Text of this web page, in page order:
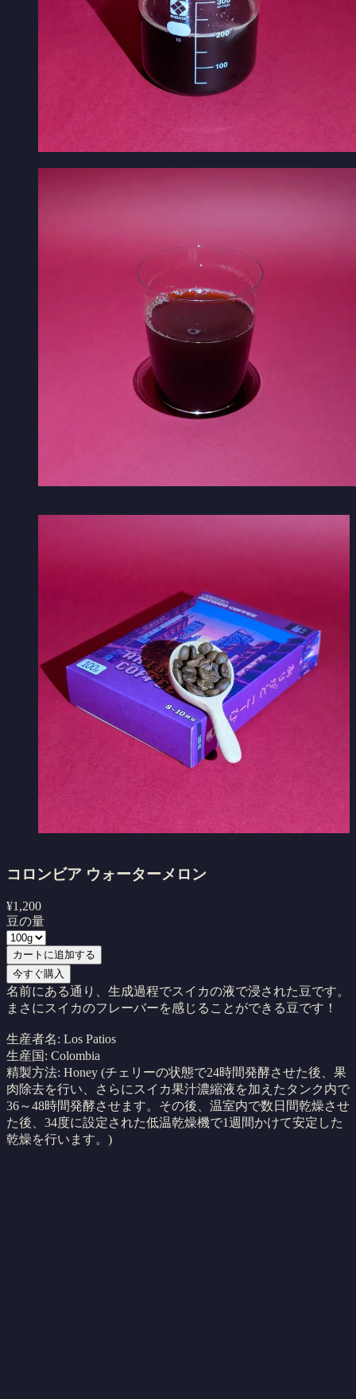
コロンビア ウォーターメロン
¥1,200
豆の量
カートに追加する
今すぐ購入
名前にある通り、生成過程でスイカの液で浸された豆です。
まさにスイカのフレーバーを感じることができる豆です！
生産者名: Los Patios
生産国: Colombia
精製方法: Honey (チェリーの状態で24時間発酵させた後、果
肉除去を行い、さらにスイカ果汁濃縮液を加えたタンク内で
36～48時間発酵させます。その後、温室内で数日間乾燥させ
た後、34度に設定された低温乾燥機で1週間かけて安定した
乾燥を行います。)